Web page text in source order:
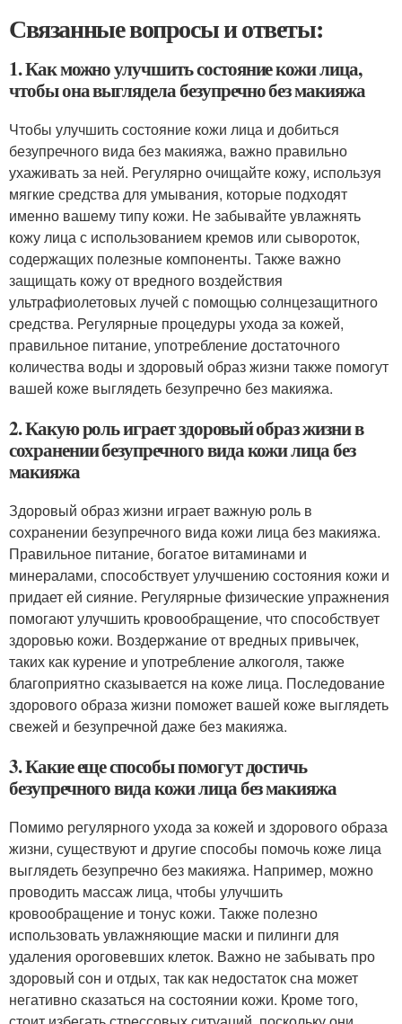
Связанные вопросы и ответы:
1. Как можно улучшить состояние кожи лица,
чтобы она выглядела безупречно без макияжа
Чтобы улучшить состояние кожи лица и добиться
безупречного вида без макияжа, важно правильно
ухаживать за ней. Регулярно очищайте кожу, используя
мягкие средства для умывания, которые подходят
именно вашему типу кожи. Не забывайте увлажнять
кожу лица с использованием кремов или сывороток,
содержащих полезные компоненты. Также важно
защищать кожу от вредного воздействия
ультрафиолетовых лучей с помощью солнцезащитного
средства. Регулярные процедуры ухода за кожей,
правильное питание, употребление достаточного
количества воды и здоровый образ жизни также помогут
вашей коже выглядеть безупречно без макияжа.
2. Какую роль играет здоровый образ жизни в
сохранении безупречного вида кожи лица без
макияжа
Здоровый образ жизни играет важную роль в
сохранении безупречного вида кожи лица без макияжа.
Правильное питание, богатое витаминами и
минералами, способствует улучшению состояния кожи и
придает ей сияние. Регулярные физические упражнения
помогают улучшить кровообращение, что способствует
здоровью кожи. Воздержание от вредных привычек,
таких как курение и употребление алкоголя, также
благоприятно сказывается на коже лица. Последование
здорового образа жизни поможет вашей коже выглядеть
свежей и безупречной даже без макияжа.
3. Какие еще способы помогут достичь
безупречного вида кожи лица без макияжа
Помимо регулярного ухода за кожей и здорового образа
жизни, существуют и другие способы помочь коже лица
выглядеть безупречно без макияжа. Например, можно
проводить массаж лица, чтобы улучшить
кровообращение и тонус кожи. Также полезно
использовать увлажняющие маски и пилинги для
удаления ороговевших клеток. Важно не забывать про
здоровый сон и отдых, так как недостаток сна может
негативно сказаться на состоянии кожи. Кроме того,